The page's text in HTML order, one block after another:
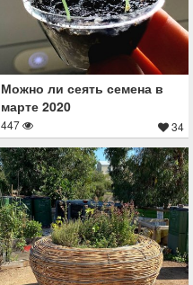
Можно ли сеять семена в
марте 2020
447 34